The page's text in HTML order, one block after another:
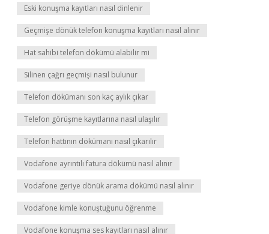
Eski konuşma kayıtları nasıl dinlenir
Geçmişe dönük telefon konuşma kayıtları nasıl alınır
Hat sahibi telefon dökümü alabilir mi
Silinen çağrı geçmişi nasıl bulunur
Telefon dökümanı son kaç aylık çıkar
Telefon görüşme kayıtlarına nasıl ulaşılır
Telefon hattının dökümanı nasıl çıkarılır
Vodafone ayrıntılı fatura dökümü nasıl alınır
Vodafone geriye dönük arama dökümü nasıl alınır
Vodafone kimle konuştuğunu öğrenme
Vodafone konuşma ses kayıtları nasıl alınır